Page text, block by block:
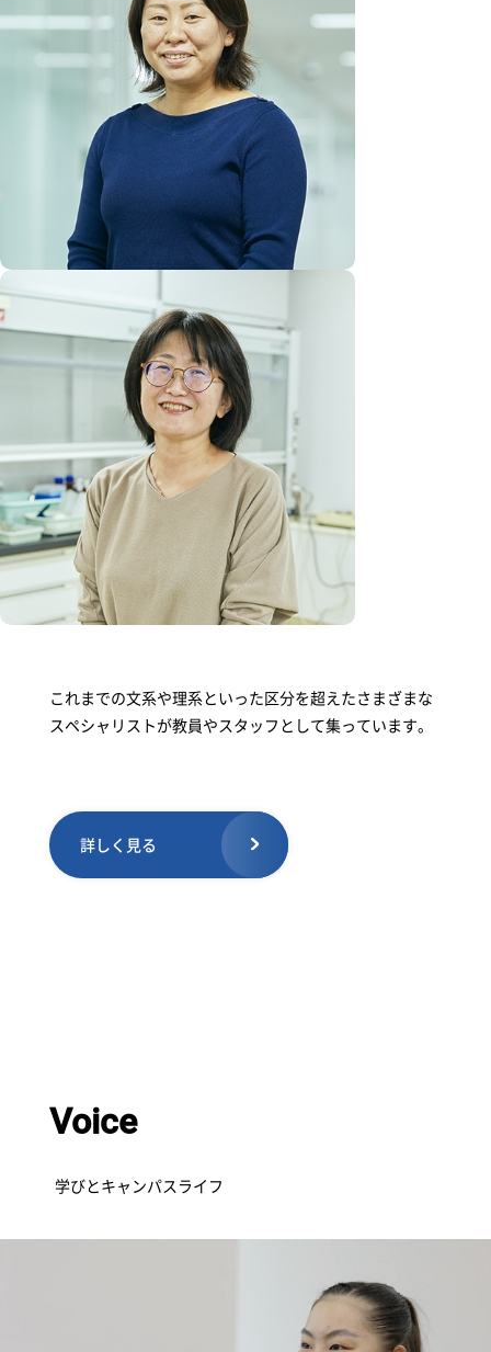
これまでの文系や理系といった区分を超えたさまざまな
スペシャリストが教員やスタッフとして集っています。
詳しく見る
Voice
学びとキャンパスライフ